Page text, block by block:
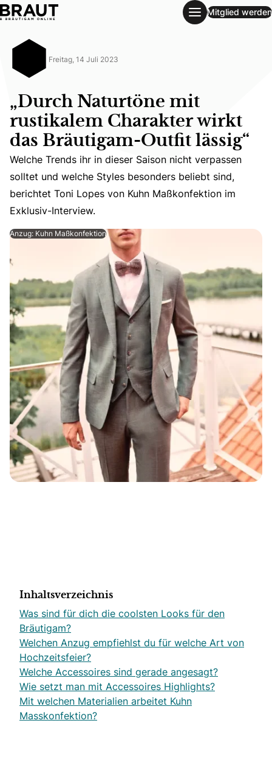
„Durch Naturtöne mit rustikalem Charakter wirkt das
Mitglied werden
Freitag, 14 Juli 2023
„Durch Naturtöne mit
rustikalem Charakter wirkt
das Bräutigam-Outfit lässig“
Welche Trends ihr in dieser Saison nicht verpassen
Welche Trends ihr in dieser Saison nicht verpassen
solltet und welche Styles besonders beliebt sind,
berichtet Toni Lopes von Kuhn Maßkonfektion im
Exklusiv-Interview.
Anzug: Kuhn Maßkonfektion
Inhaltsverzeichnis
Was sind für dich die coolsten Looks für den
Bräutigam?
Welchen Anzug empfiehlst du für welche Art von
Hochzeitsfeier?
Welche Accessoires sind gerade angesagt?
Wie setzt man mit Accessoires Highlights?
Mit welchen Materialien arbeitet Kuhn
Masskonfektion?